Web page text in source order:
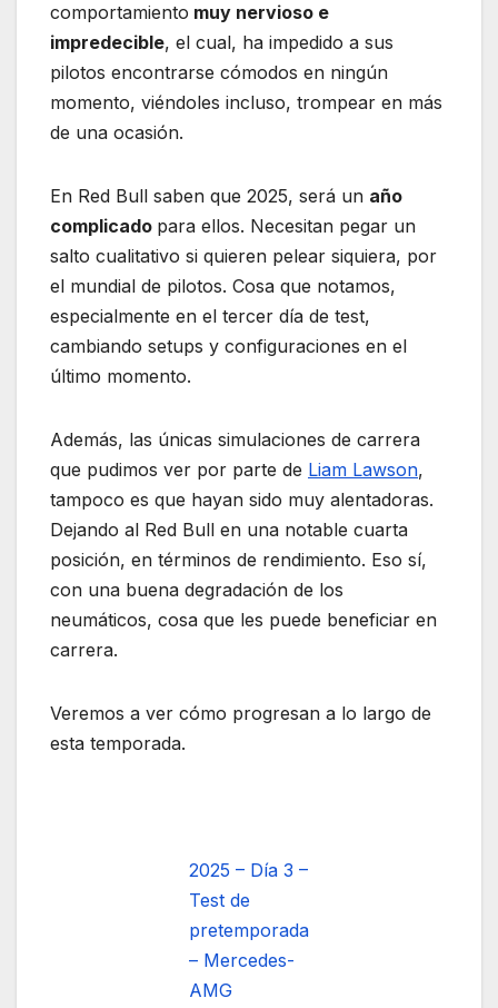
comportamiento muy nervioso e
impredecible, el cual, ha impedido a sus
pilotos encontrarse cómodos en ningún
momento, viéndoles incluso, trompear en más
de una ocasión.
En Red Bull saben que 2025, será un año
complicado para ellos. Necesitan pegar un
salto cualitativo si quieren pelear siquiera, por
el mundial de pilotos. Cosa que notamos,
especialmente en el tercer día de test,
cambiando setups y configuraciones en el
último momento.
Además, las únicas simulaciones de carrera
que pudimos ver por parte de Liam Lawson,
tampoco es que hayan sido muy alentadoras.
Dejando al Red Bull en una notable cuarta
posición, en términos de rendimiento. Eso sí,
con una buena degradación de los
neumáticos, cosa que les puede beneficiar en
carrera.
Veremos a ver cómo progresan a lo largo de
esta temporada.
2025 – Día 3 –
Test de
pretemporada
– Mercedes-
AMG